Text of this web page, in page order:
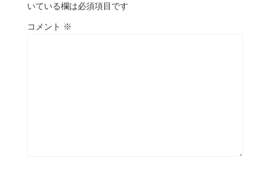
いている欄は必須項目です
コメント ※